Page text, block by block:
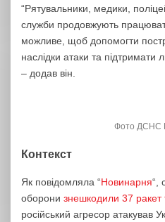
“Рятувальники, медики,
служби продовжують
можливе, щоб допомогти
наслідки атаки та підтримати
– додав він.
Фото ДСНС
Контекст
Як повідомляла “Новинарня“,
оборони знешкодили 37 ракет
російський агресор атакував